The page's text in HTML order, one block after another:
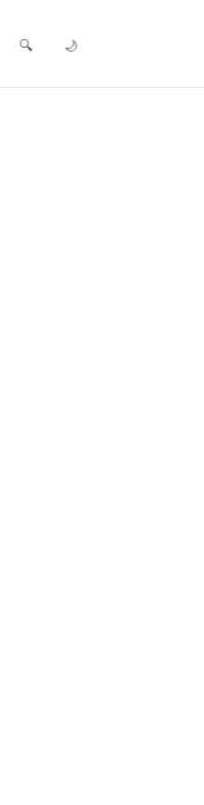
Search Post
🔍 Toggle Dark Mode
🌙